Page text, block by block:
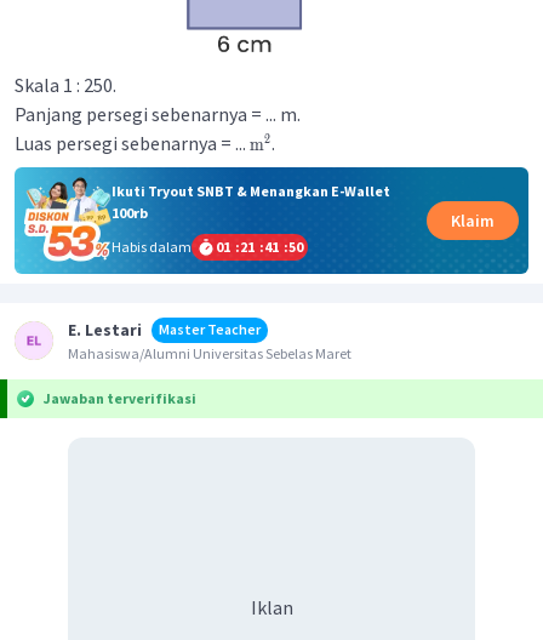
Skala 1 : 250.
Panjang persegi sebenarnya = ... m.
Luas persegi sebenarnya = ... m2.
Ikuti Tryout SNBT & Menangkan E-Wallet
100rb
Habis dalam
01 :21 :41 :50
Klaim
E. Lestari
Master Teacher
Mahasiswa/Alumni Universitas Sebelas Maret
Jawaban terverifikasi
Iklan